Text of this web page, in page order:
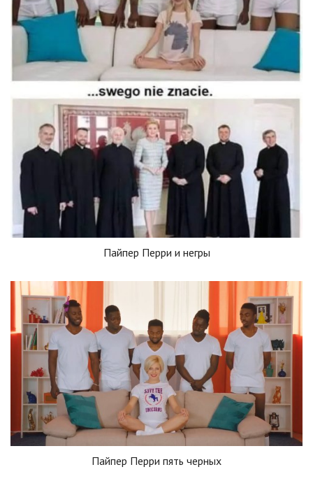
Пайпер Перри и негры
Пайпер Перри пять черных